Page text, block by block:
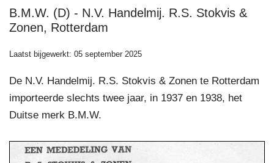
B.M.W. (D) - N.V. Handelmij. R.S. Stokvis &
Zonen, Rotterdam
Laatst bijgewerkt: 05 september 2025
De N.V. Handelmij. R.S. Stokvis & Zonen te Rotterdam
importeerde slechts twee jaar, in 1937 en 1938, het
Duitse merk B.M.W.